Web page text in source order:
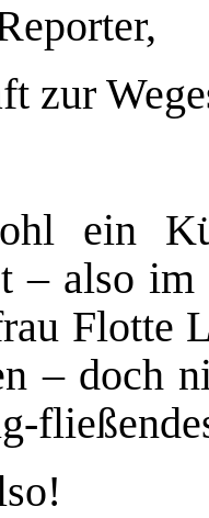
zur
ein
– also
Flotte
– doch